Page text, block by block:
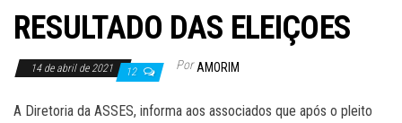
RESULTADO DAS ELEIÇOES
14 de abril de 2021 12 Por AMORIM
A Diretoria da ASSES, informa aos associados que após o pleito